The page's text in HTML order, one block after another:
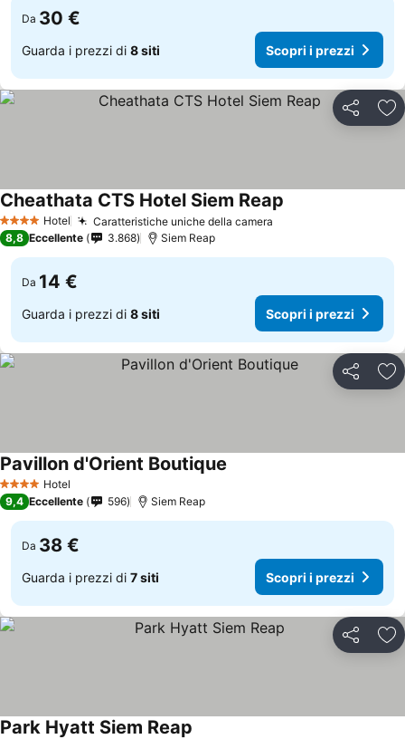
Da 30 €
Guarda i prezzi di 8 siti Scopri i prezzi
Condividi
4 Stelle Hotel Caratteristiche uniche della camera
Cheathata CTS Hotel Siem Reap
8,8 Eccellente 3.868 Siem Reap
Da 14 €
Guarda i prezzi di 8 siti Scopri i prezzi
Condividi
4 Stelle Hotel
Pavillon d'Orient Boutique
9,4 Eccellente 596 Siem Reap
Da 38 €
Guarda i prezzi di 7 siti Scopri i prezzi
Condividi
Park Hyatt Siem Reap